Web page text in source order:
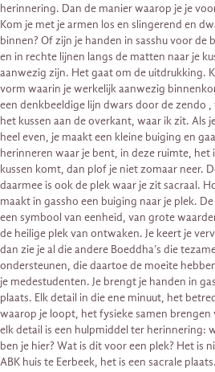
herinnering. Dan de manier waarop je je
Kom je met je armen los en slingerend en
binnen? Of zijn je handen in sasshu voor
en in rechte lijnen langs de matten naar je
aanwezig zijn. Het gaat om de uitdrukking.
vorm waarin je werkelijk aanwezig
een denkbeeldige lijn dwars door de zendo
het kussen aan de overkant, waar ik zit. Als
heel even, je maakt een kleine buiging en
herinneren waar je bent, in deze ruimte, het
kussen komt, dan plof je niet zomaar neer.
daarmee is ook de plek waar je zit sacraal.
maakt in gassho een buiging naar je plek.
een symbool van eenheid, van grote
de heilige plek van ontwaken. Je keert je
dan zie je al die andere Boeddha’s die
ondersteunen, die daartoe de moeite
je medestudenten. Je brengt je handen in
plaats. Elk detail in die ene minuut, het
waarop je loopt, het fysieke samen
elk detail is een hulpmiddel ter herinnering:
ben je hier? Wat is dit voor een plek? Het is
ABK huis te Eerbeek, het is een sacrale plaats.